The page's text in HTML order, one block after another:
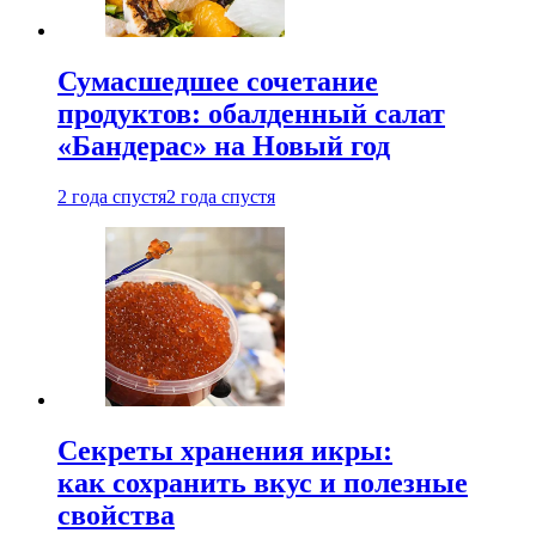
Сумасшедшее сочетание
продуктов: обалденный салат
«Бандерас» на Новый год
2 года спустя2 года спустя
Секреты хранения икры:
как сохранить вкус и полезные
свойства